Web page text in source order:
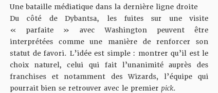
Une bataille médiatique dans la dernière ligne droite
Du côté de Dybantsa, les fuites sur une visite
« parfaite » avec Washington peuvent être
interprétées comme une manière de renforcer son
statut de favori. L’idée est simple : montrer qu’il est le
choix naturel, celui qui fait l’unanimité auprès des
franchises et notamment des Wizards, l’équipe qui
pourrait bien se retrouver avec le premier pick.